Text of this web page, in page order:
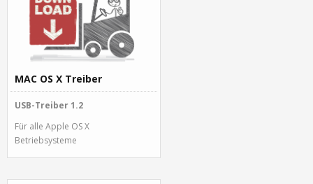
MAC OS X Treiber
USB-Treiber 1.2
Für alle Apple OS X
Betriebsysteme